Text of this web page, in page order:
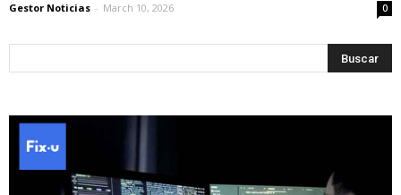
Gestor Noticias - March 10, 2026 0